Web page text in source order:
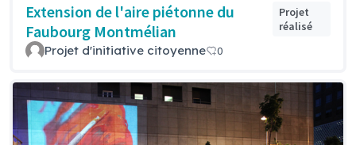
Extension de l'aire piétonne du
Faubourg Montmélian
Projet
réalisé
Projet d'initiative citoyenne 0